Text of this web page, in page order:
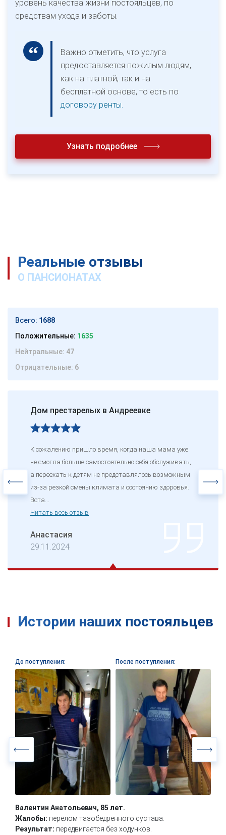
уровень качества жизни постояльцев, по
средствам ухода и заботы.
Важно отметить, что услуга
предоставляется пожилым людям,
как на платной, так и на
бесплатной основе, то есть по
договору ренты.
Узнать подробнее
Реальные отзывы
О ПАНСИОНАТАХ
Всего: 1688
Положительные: 1635
Нейтральные: 47
Отрицательные: 6
Дом престарелых в Андреевке
К сожалению пришло время, когда наша мама уже
не смогла больше самостоятельно себя обслуживать,
а переехать к детям не представлялось возможным
из-за резкой смены климата и состоянию здоровья.
Вста...
Читать весь отзыв
Анастасия
29.11.2024
Истории наших постояльцев
До поступления: После поступления:
Валентин Анатольевич, 85 лет.
Жалобы: перелом тазобедренного сустава.
Результат: передвигается без ходунков.